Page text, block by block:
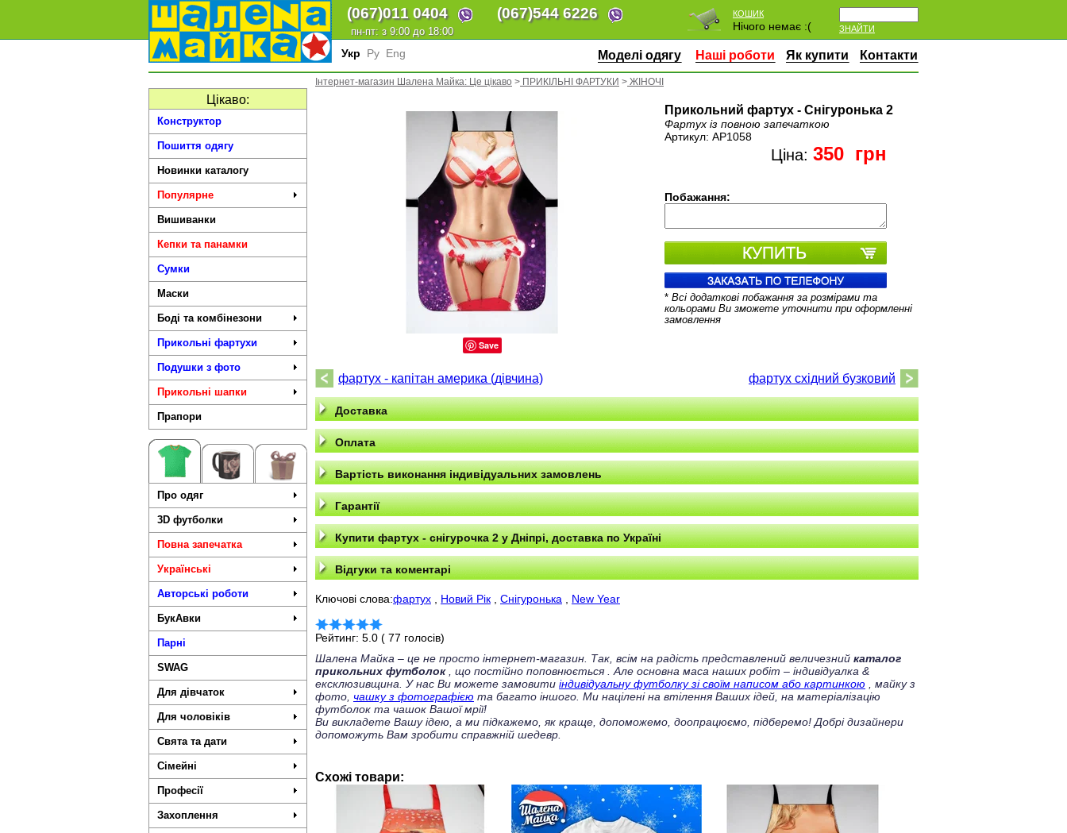
(067)011 0404 (067)544 6226
пн-пт: з 9:00 до 18:00 ЗНАЙТИ
КОШИК
Нічого немає :(
Укр Ру Eng Моделі одягу Наші роботи Як купити Контакти
Цікаво:
Конструктор
Пошиття одягу
Новинки каталогу
Популярне
Вишиванки
Кепки та панамки
Сумки
Маски
Боді та комбінезони
Прикольні фартухи
Подушки з фото
Прикольні шапки
Прапори
Про одяг
3D футболки
Повна запечатка
Українські
Авторські роботи
БукАвки
Парні
SWAG
Для дівчаток
Для чоловіків
Свята та дати
Сімейні
Професії
Захоплення
Інтернет-магазин Шалена Майка: Це цікаво > ПРИКІЛЬНІ ФАРТУКИ > ЖІНОЧІ
Save
Прикольний фартух - Снігуронька 2
Фартух із повною запечаткою
Артикул: AP1058
Ціна: 350 грн
Побажання:
* Всі додаткові побажання за розмірами та
кольорами Ви зможете уточнити при оформленні
замовлення
фартух - капітан америка (дівчина) фартух східний бузковий
Доставка
Оплата
Вартість виконання індивідуальних замовлень
Гарантії
Купити фартух - снігурочка 2 у Дніпрі, доставка по Україні
Відгуки та коментарі
Ключові слова:фартух Новий Рік Снігуронька New Year
Рейтинг: 5.0 ( 77 голосів)
Шалена Майка – це не просто інтернет-магазин. Так, всім на радість представлений величезний каталог
прикольних футболок, що постійно поповнюється
. Але основна маса наших робіт – індивідуалка &
ексклюзивщина. У нас Ви можете замовити індивідуальну футболку зі своїм написом або картинкою , майку з
фото, чашку з фотографією та багато іншого. Ми націлені на втілення Ваших ідей, на матеріалізацію
футболок та чашок Вашої мрії!
Ви викладете Вашу ідею, а ми підкажемо, як краще, допоможемо, доопрацюємо, підберемо! Добрі дизайнери
допоможуть Вам зробити справжній шедевр.
Схожі товари: